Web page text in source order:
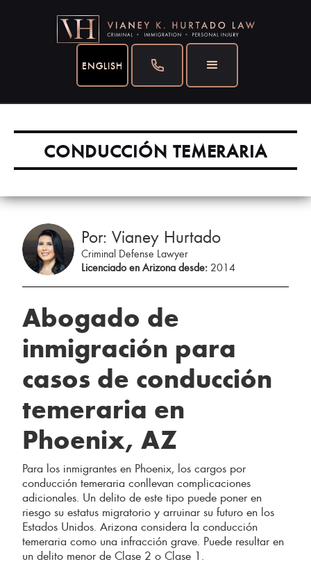
ENGLISH
CONDUCCIÓN TEMERARIA
Por: Vianey Hurtado
Criminal Defense Lawyer
Licenciado en Arizona desde: 2014
Abogado de
inmigración para
casos de conducción
temeraria en
Phoenix, AZ
Para los inmigrantes en Phoenix, los cargos por
conducción temeraria conllevan complicaciones
adicionales. Un delito de este tipo puede poner en
riesgo su estatus migratorio y arruinar su futuro en los
Estados Unidos. Arizona considera la conducción
temeraria como una infracción grave. Puede resultar en
un delito menor de Clase 2 o Clase 1.